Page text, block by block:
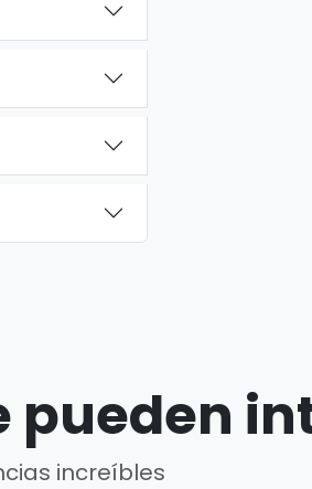
pueden
increíbles